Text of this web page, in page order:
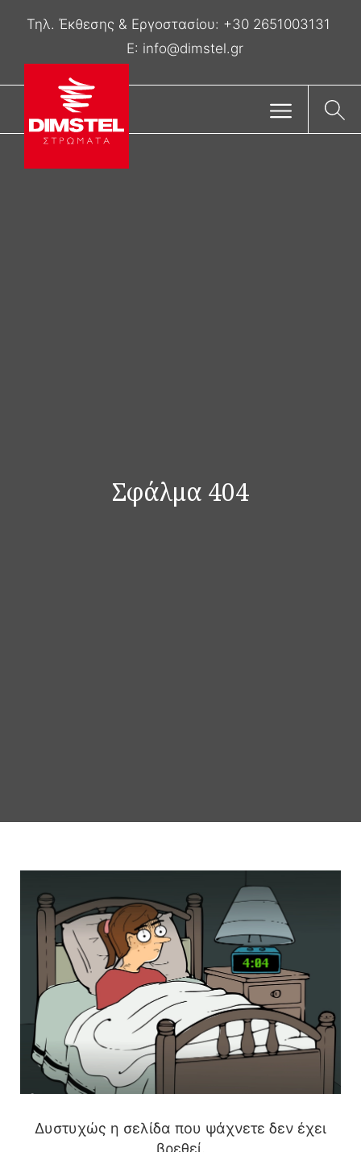
Τηλ. Έκθεσης & Eργοστασίου: +30 2651003131
E: info@dimstel.gr
Σφάλμα 404
Δυστυχώς η σελίδα που ψάχνετε δεν έχει